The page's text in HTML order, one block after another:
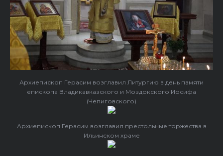
Архиепископ Герасим возглавил Литургию в день памяти
епископа Владикавказского и Моздокского Иосифа
(Чепиговского)
Архиепископ Герасим возглавил престольные торжества в
Ильинском храме